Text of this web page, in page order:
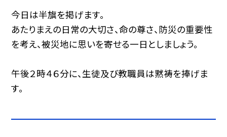
今日は半旗を掲げます。
あたりまえの日常の大切さ、命の尊さ、防災の重要性
を考え、被災地に思いを寄せる一日としましょう。
午後２時４６分に、生徒及び教職員は黙祷を捧げま
す。